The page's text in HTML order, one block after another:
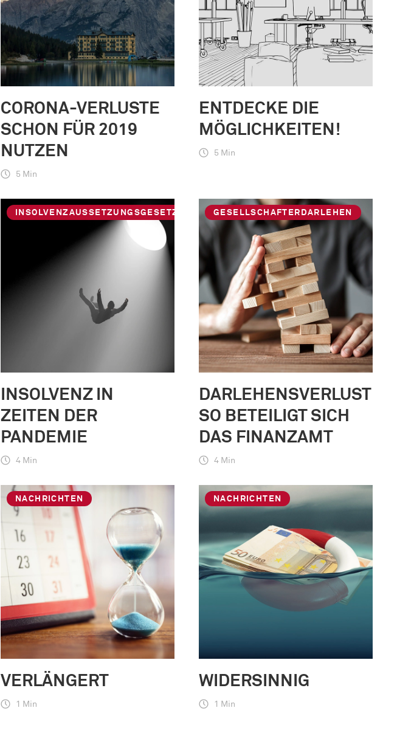
CORONA-VERLUSTE
SCHON FÜR 2019
NUTZEN
5 Min
ENTDECKE DIE
MÖGLICHKEITEN!
5 Min
INSOLVENZAUSSETZUNGSGESETZ
INSOLVENZ IN
ZEITEN DER
PANDEMIE
4 Min
GESELLSCHAFTERDARLEHEN
DARLEHENSVERLUSTE:
SO BETEILIGT SICH
DAS FINANZAMT
4 Min
NACHRICHTEN
VERLÄNGERT
1 Min
NACHRICHTEN
WIDERSINNIG
1 Min